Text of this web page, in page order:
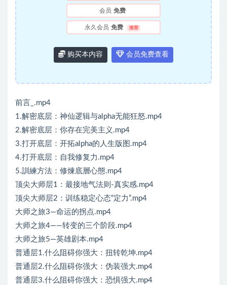
会员 免费
永久会员 免费 推荐
购买本内容 会员免费查看
前言_.mp4
1.解密底层：神仙逻辑与alpha无能狂怒.mp4
2.解密底层：你存在完美主义.mp4
3.打开底层：开拓alpha的人生版图.mp4
4.打开底层：自我修复力.mp4
5.訓練方法：修煉底層心態.mp4
顶尖大师层1：最接地气法则-真实感.mp4
顶尖大师层2：训练稳定心态“定力”.mp4
大师之旅3—命运的拐点.mp4
大师之旅4——转变的三个阶段.mp4
大师之旅5—英雄剧本.mp4
普通层1.什么阻碍你强大：扭转乾坤.mp4
普通层2.什么阻碍你强大：伪装强大.mp4
普通层3.什么阻碍你强大：恐惧强大.mp4